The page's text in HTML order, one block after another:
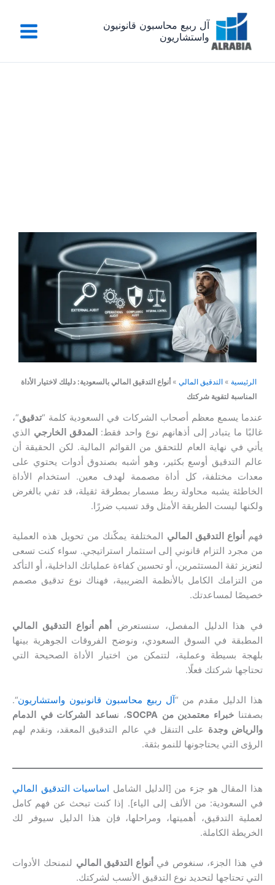
آل ربيع محاسبون قانونيون
واستشاريون
الرئيسية » التدقيق المالي » أنواع التدقيق المالي بالسعودية: دليلك لاختيار الأداة
المناسبة لتقوية شركتك
عندما يسمع معظم أصحاب الشركات في السعودية كلمة “تدقيق“،
غالبًا ما يتبادر إلى أذهانهم نوع واحد فقط:
المدقق الخارجي الذي
يأتي في نهاية العام للتحقق من القوائم المالية. لكن الحقيقة أن
عالم التدقيق أوسع بكثير، وهو أشبه بصندوق أدوات يحتوي على
معدات مختلفة، كل أداة مصممة لهدف معين. استخدام الأداة
الخاطئة يشبه محاولة ربط مسمار بمطرقة ثقيلة، قد تفي بالغرض
ولكنها ليست الطريقة الأمثل وقد تسبب ضررًا.
فهم أنواع التدقيق المالي المختلفة يمكّنك من تحويل هذه العملية
من مجرد التزام قانوني إلى استثمار استراتيجي. سواء كنت تسعى
لتعزيز ثقة المستثمرين، أو تحسين كفاءة عملياتك الداخلية، أو التأكد
من التزامك الكامل بالأنظمة الضريبية، فهناك نوع تدقيق مصمم
خصيصًا لمساعدتك.
في هذا الدليل المفصل، سنستعرض
أهم أنواع التدقيق المالي
المطبقة في السوق السعودي، ونوضح الفروقات الجوهرية بينها
بلهجة بسيطة وعملية، لتتمكن من اختيار الأداة الصحيحة التي
تحتاجها شركتك فعلًا.
هذا الدليل مقدم من “ آل ربيع محاسبون قانونيون واستشاريون“.
بصفتناخبراء معتمدين من SOCPA ، نساعد الشركات في الدمام
والرياض وجدة على التنقل في عالم التدقيق المعقد، ونقدم لهم
الرؤى التي يحتاجونها للنمو بثقة.
هذا المقال هو جزء من [الدليل الشامل اساسيات التدقيق المالي
في السعودية: من الألف إلى الياء]. إذا كنت تبحث عن فهم كامل
لعملية التدقيق، أهميتها، ومراحلها، فإن هذا الدليل سيوفر لك
الخريطة الكاملة.
في هذا الجزء، سنغوص في أنواع التدقيق المالي لنمنحك الأدوات
التي تحتاجها لتحديد نوع التدقيق الأنسب لشركتك.